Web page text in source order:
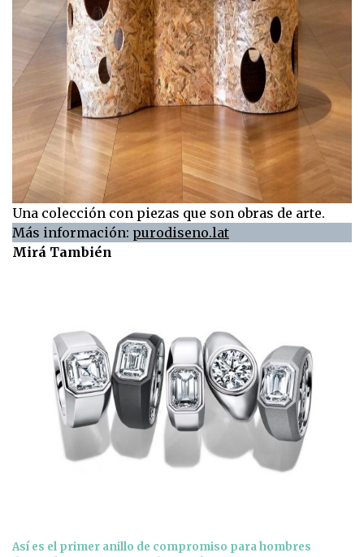
Una colección con piezas que son obras de arte.
Más información: purodiseno.lat
Mirá También
Así es el primer anillo de compromiso para hombres